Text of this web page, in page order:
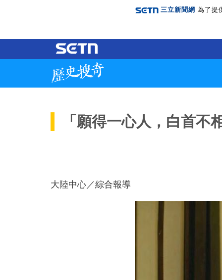
三立新聞網 為了提
「願得一心人，白首
大陸中心／綜合報導